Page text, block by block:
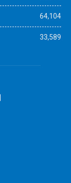
64,104
33,589